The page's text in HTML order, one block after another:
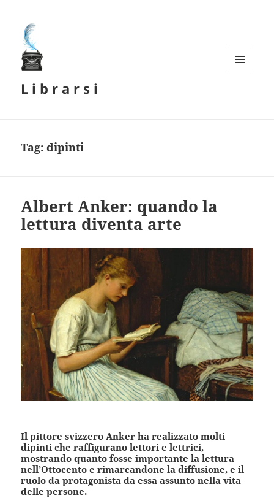
L i b r a r s i
Tag:dipinti
Albert Anker: quando la
lettura diventa arte
Il pittore svizzero Anker ha realizzato molti
dipinti che raffigurano lettori e lettrici,
mostrando quanto fosse importante la lettura
nell’Ottocento e rimarcandone la diffusione, e il
ruolo da protagonista da essa assunto nella vita
delle persone.